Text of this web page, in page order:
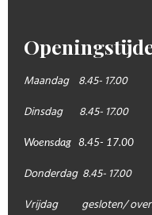
Maandag 8.45- 17.00
Dinsdag 8.45- 17.00
Woensdag 8.45- 17.00
Donderdag 8.45- 17.00
Vrijdag gesloten/